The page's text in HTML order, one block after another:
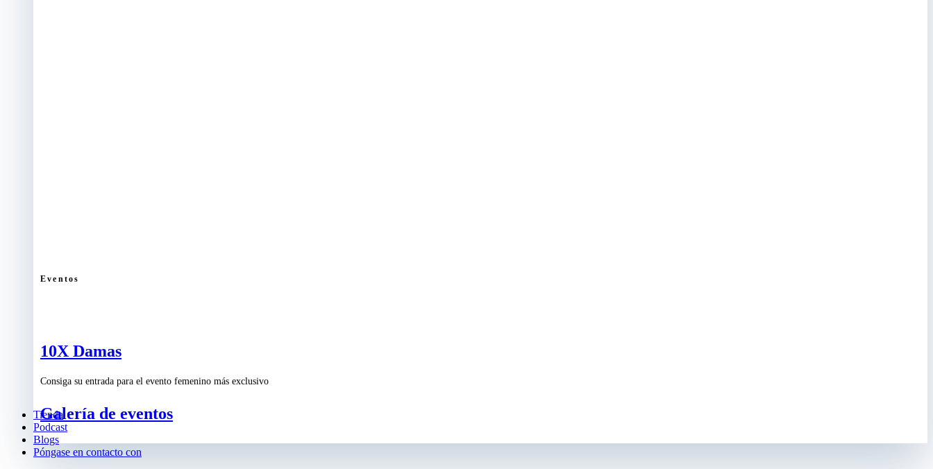
Eventos
10X Damas
Consiga su entrada para el evento femenino más exclusivo
Galería de eventos
Tienda
Podcast
Blogs
Póngase en contacto con